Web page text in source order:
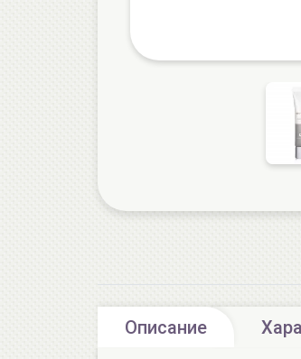
Описание